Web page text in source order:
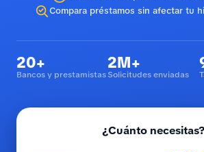
Compara préstamos sin afectar tu
20+
Bancos y prestamistas
2M+
Solicitudes enviadas
¿Cuánto necesitas?